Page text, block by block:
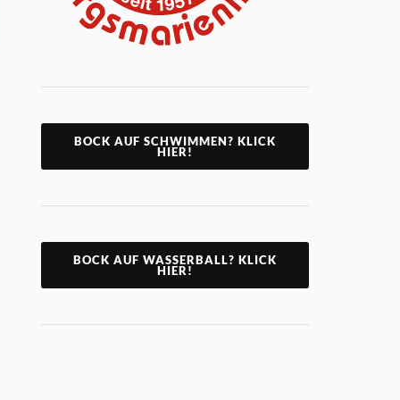
BOCK AUF SCHWIMMEN? KLICK
HIER!
BOCK AUF WASSERBALL? KLICK
HIER!